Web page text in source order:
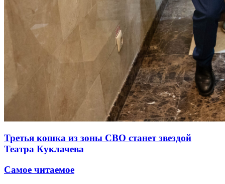
Третья кошка из зоны СВО станет звездой
Театра Куклачева
Самое читаемое